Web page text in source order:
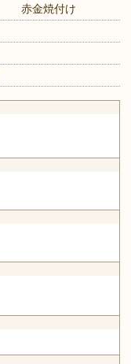
赤金焼付け